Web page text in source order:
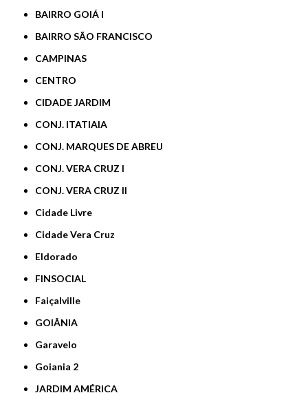
BAIRRO GOIÁ I
BAIRRO SÃO FRANCISCO
CAMPINAS
CENTRO
CIDADE JARDIM
CONJ. ITATIAIA
CONJ. MARQUES DE ABREU
CONJ. VERA CRUZ I
CONJ. VERA CRUZ II
Cidade Livre
Cidade Vera Cruz
Eldorado
FINSOCIAL
Faiçalville
GOIÂNIA
Garavelo
Goiania 2
JARDIM AMÉRICA